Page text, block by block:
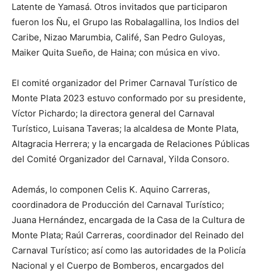
Latente de Yamasá. Otros invitados que participaron
fueron los Ñu, el Grupo las Robalagallina, los Indios del
Caribe, Nizao Marumbia, Califé, San Pedro Guloyas,
Maiker Quita Sueño, de Haina; con música en vivo.
El comité organizador del Primer Carnaval Turístico de
Monte Plata 2023 estuvo conformado por su presidente,
Víctor Pichardo; la directora general del Carnaval
Turístico, Luisana Taveras; la alcaldesa de Monte Plata,
Altagracia Herrera; y la encargada de Relaciones Públicas
del Comité Organizador del Carnaval, Yilda Consoro.
Además, lo componen Celis K. Aquino Carreras,
coordinadora de Producción del Carnaval Turístico;
Juana Hernández, encargada de la Casa de la Cultura de
Monte Plata; Raúl Carreras, coordinador del Reinado del
Carnaval Turístico; así como las autoridades de la Policía
Nacional y el Cuerpo de Bomberos, encargados del